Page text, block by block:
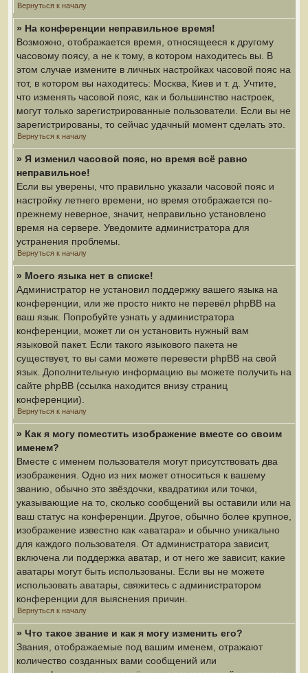
Вернуться к началу
» На конференции неправильное время!
Возможно, отображается время, относящееся к другому
часовому поясу, а не к тому, в котором находитесь вы. В
этом случае измените в личных настройках часовой пояс на
тот, в котором вы находитесь: Москва, Киев и т. д. Учтите,
что изменять часовой пояс, как и большинство настроек,
могут только зарегистрированные пользователи. Если вы не
зарегистрированы, то сейчас удачный момент сделать это.
Вернуться к началу
» Я изменил часовой пояс, но время всё равно
неправильное!
Если вы уверены, что правильно указали часовой пояс и
настройку летнего времени, но время отображается по-
прежнему неверное, значит, неправильно установлено
время на сервере. Уведомите администратора для
устранения проблемы.
Вернуться к началу
» Моего языка нет в списке!
Администратор не установил поддержку вашего языка на
конференции, или же просто никто не перевёл phpBB на
ваш язык. Попробуйте узнать у администратора
конференции, может ли он установить нужный вам
языковой пакет. Если такого языкового пакета не
существует, то вы сами можете перевести phpBB на свой
язык. Дополнительную информацию вы можете получить на
сайте phpBB (ссылка находится внизу страниц
конференции).
Вернуться к началу
» Как я могу поместить изображение вместе со своим
именем?
Вместе с именем пользователя могут присутствовать два
изображения. Одно из них может относиться к вашему
званию, обычно это звёздочки, квадратики или точки,
указывающие на то, сколько сообщений вы оставили или на
ваш статус на конференции. Другое, обычно более крупное,
изображение известно как «аватара» и обычно уникально
для каждого пользователя. От администратора зависит,
включена ли поддержка аватар, и от него же зависит, какие
аватары могут быть использованы. Если вы не можете
использовать аватары, свяжитесь с администратором
конференции для выяснения причин.
Вернуться к началу
» Что такое звание и как я могу изменить его?
Звания, отображаемые под вашим именем, отражают
количество созданных вами сообщений или